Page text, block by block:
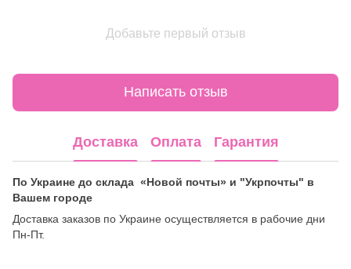
Добавьте первый отзыв
Написать отзыв
Доставка Оплата Гарантия
По Украине до склада «Новой почты» и "Укрпочты" в
Вашем городе
Доставка заказов по Украине осуществляется в рабочие дни
Пн-Пт.